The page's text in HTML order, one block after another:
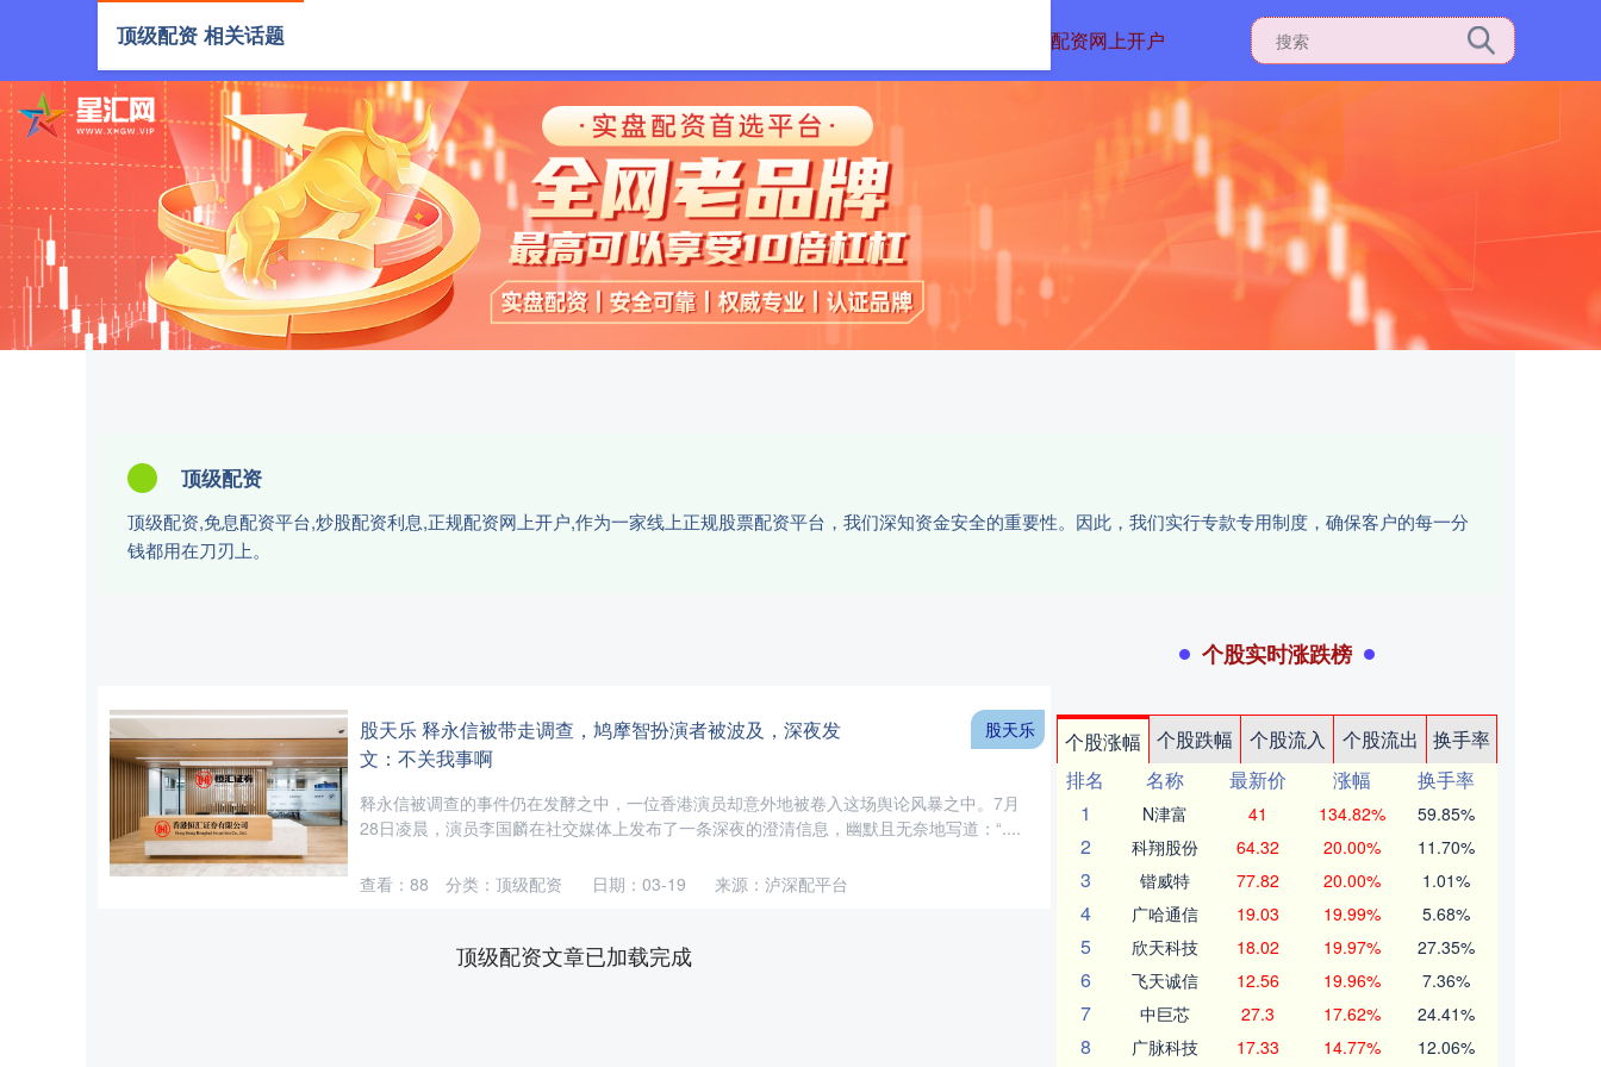
正规配资网上开户
顶级配资
顶级配资,免息配资平台,炒股配资利息,正规配资网上开户,作为一家线上正规股票配资平台，我们深知资金安全的重要性。因此，我们实行专款专用制度，确保客户的每一分
钱都用在刀刃上。
顶级配资 相关话题
股天乐 释永信被带走调查，鸠摩智扮演者被波及，深夜发
文：不关我事啊
释永信被调查的事件仍在发酵之中，一位香港演员却意外地被卷入这场舆论风暴之中。7月
28日凌晨，演员李国麟在社交媒体上发布了一条深夜的澄清信息，幽默且无奈地写道：“....
股天乐
日期：03-19 来源：泸深配平台
查看： 88 分类： 顶级配资
顶级配资文章已加载完成
个股实时涨跌榜
个股涨幅 个股跌幅 个股流入 个股流出
换手率
排名
名称 最新价 涨幅
换手率
1
N津富 41 134.82% 59.85%
2 科翔股份 64.32 20.00% 11.70%
3 锴威特 77.82 20.00% 1.01%
4 广哈通信 19.03 19.99% 5.68%
5 欣天科技 18.02 19.97% 27.35%
6 飞天诚信 12.56 19.96% 7.36%
7 中巨芯 27.3 17.62% 24.41%
8 广脉科技 17.33 14.77% 12.06%